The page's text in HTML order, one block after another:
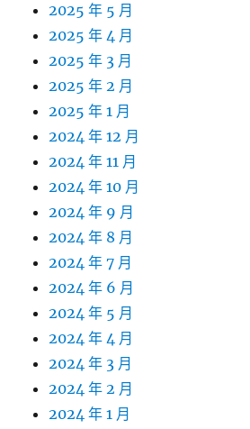
2025 年 5 月
2025 年 4 月
2025 年 3 月
2025 年 2 月
2025 年 1 月
2024 年 12 月
2024 年 11 月
2024 年 10 月
2024 年 9 月
2024 年 8 月
2024 年 7 月
2024 年 6 月
2024 年 5 月
2024 年 4 月
2024 年 3 月
2024 年 2 月
2024 年 1 月